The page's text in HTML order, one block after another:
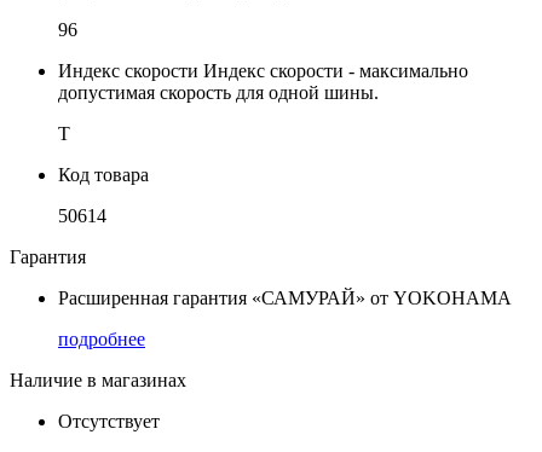
96
Индекс скорости Индекс скорости - максимально
допустимая скорость для одной шины.
T
Код товара
50614
Гарантия
Расширенная гарантия «САМУРАЙ» от YOKOHAMA
подробнее
Наличие в магазинах
Отсутствует